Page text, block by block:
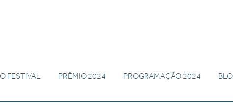
O FESTIVAL PRÊMIO 2024 PROGRAMAÇÃO 2024